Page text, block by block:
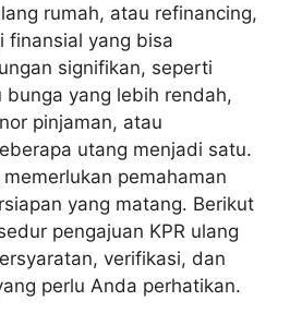
rumah, atau refinancing,
finansial yang bisa
signifikan, seperti
bunga yang lebih rendah,
pinjaman, atau
utang menjadi satu.
pemahaman
yang matang. Berikut
pengajuan KPR ulang
verifikasi, dan
perlu Anda perhatikan.